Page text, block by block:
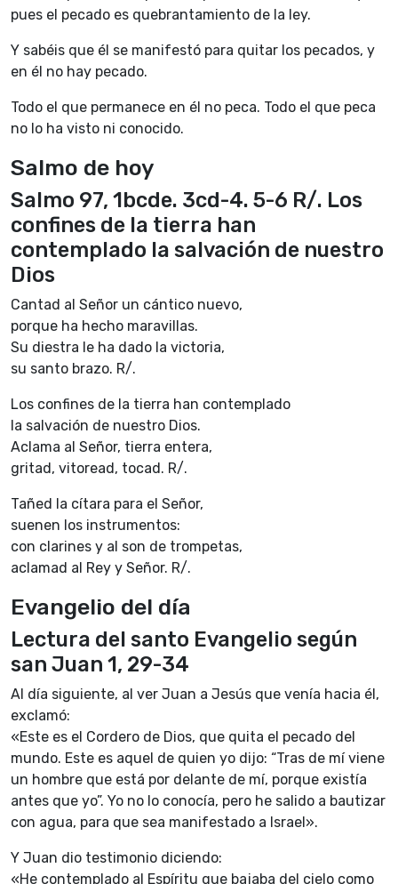
pues el pecado es quebrantamiento de la ley.
Y sabéis que él se manifestó para quitar los pecados, y
en él no hay pecado.
Todo el que permanece en él no peca. Todo el que peca
no lo ha visto ni conocido.
Salmo de hoy
Salmo 97, 1bcde. 3cd-4. 5-6 R/. Los
confines de la tierra han
contemplado la salvación de nuestro
Dios
Cantad al Señor un cántico nuevo,
porque ha hecho maravillas.
Su diestra le ha dado la victoria,
su santo brazo. R/.
Los confines de la tierra han contemplado
la salvación de nuestro Dios.
Aclama al Señor, tierra entera,
gritad, vitoread, tocad. R/.
Tañed la cítara para el Señor,
suenen los instrumentos:
con clarines y al son de trompetas,
aclamad al Rey y Señor. R/.
Evangelio del día
Lectura del santo Evangelio según
san Juan 1, 29-34
Al día siguiente, al ver Juan a Jesús que venía hacia él,
exclamó:
«Este es el Cordero de Dios, que quita el pecado del
mundo. Este es aquel de quien yo dijo: “Tras de mí viene
un hombre que está por delante de mí, porque existía
antes que yo”. Yo no lo conocía, pero he salido a bautizar
con agua, para que sea manifestado a Israel».
Y Juan dio testimonio diciendo:
«He contemplado al Espíritu que bajaba del cielo como